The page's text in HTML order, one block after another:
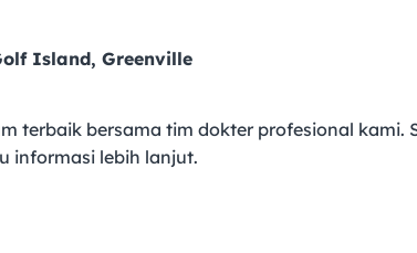
Island, Greenville
terbaik bersama tim dokter profesional kami.
informasi lebih lanjut.